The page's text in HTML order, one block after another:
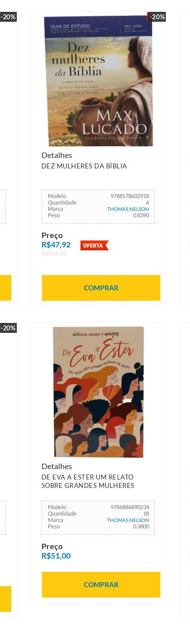
-20% -20%
DEZ MULHERES DA BÍBLIA
Modelo
9788578602918
Quantidade
6
Marca
THOMAS NELSON
Peso 0.8390
Preço
R$47,92
R$59,90
COMPRAR
Detalhes
-20%
DE EVA A ESTER UM RELATO
SOBRE GRANDES MULHERES
Modelo
9786886890234
Quantidade
18
Marca
THOMAS NELSON
Peso 0.3800
Preço
R$51,00
COMPRAR
Detalhes